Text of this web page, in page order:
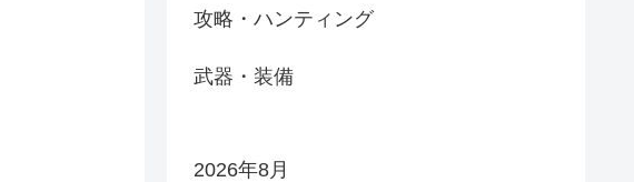
攻略・ハンティング
武器・装備
2026年8月